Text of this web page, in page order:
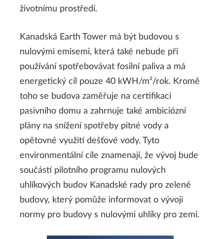
životnímu prostředí.
Kanadská Earth Tower má být budovou s
nulovými emisemi, která také nebude při
používání spotřebovávat fosilní paliva a má
energetický cíl pouze 40 kWH/m²/rok. Kromě
toho se budova zaměřuje na certifikaci
pasivního domu a zahrnuje také ambiciózní
plány na snížení spotřeby pitné vody a
opětovné využití dešťové vody. Tyto
environmentální cíle znamenají, že vývoj bude
součástí pilotního programu nulových
uhlíkových budov Kanadské rady pro zelené
budovy, který pomůže informovat o vývoji
normy pro budovy s nulovými uhlíky pro zemi.